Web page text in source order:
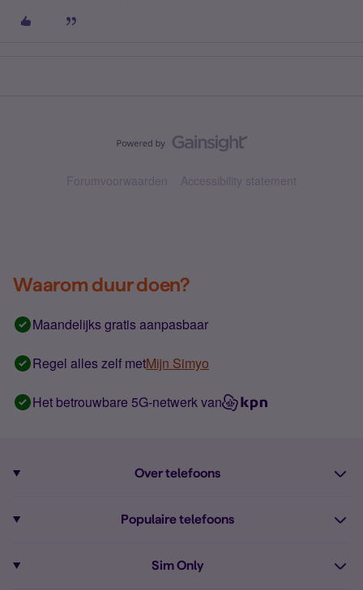
Forumvoorwaarden Accessibility statement
Waarom duur doen?
Maandelijks gratis aanpasbaar
Regel alles zelf metMijn Simyo
Het betrouwbare 5G-netwerk van
Over telefoons
Alle telefoons
Populaire telefoons
Sim Only